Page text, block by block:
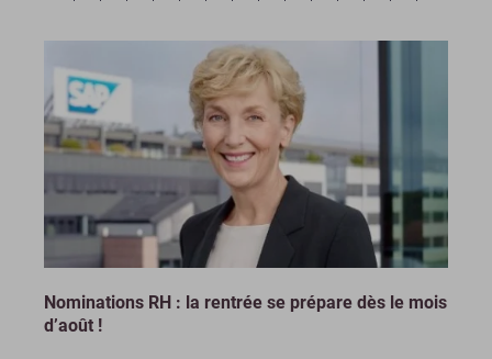
Nominations RH : la rentrée se prépare dès le mois
d’août !